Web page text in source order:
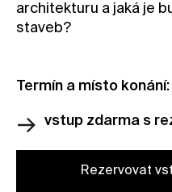
architekturu a jaká je
staveb?
Termín a místo
vstup zdarma s
Rezervovat